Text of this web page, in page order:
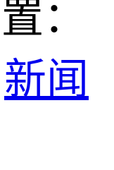
：
新闻